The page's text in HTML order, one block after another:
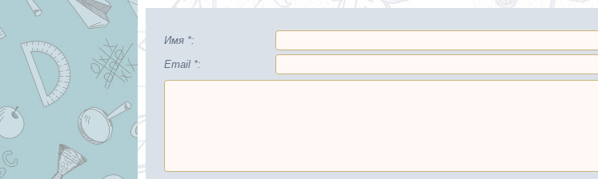
Имя *:
Email *: